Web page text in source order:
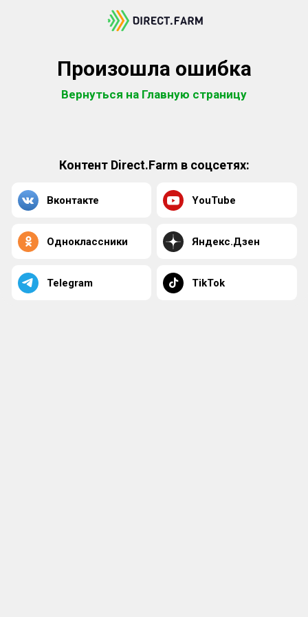
Произошла ошибка
Вернуться на Главную страницу
Контент Direct.Farm в соцсетях:
Вконтакте YouTube
Одноклассники Яндекс.Дзен
Telegram TikTok